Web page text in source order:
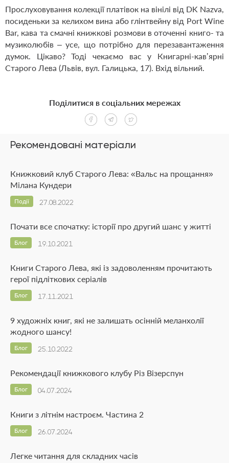
Прослуховування колекції платівок на вінілі від DK Nazva,
посиденьки за келихом вина або глінтвейну від Port Wine
Bar, кава та смачні книжкові розмови в оточенні книго- та
музиколюбів – усе, що потрібно для перезавантаження
думок. Цікаво? Тоді чекаємо вас у Книгарні-кав’ярні
Старого Лева (Львів, вул. Галицька, 17). Вхід вільний.
Рекомендовані матеріали
Книжковий клуб Старого Лева: «Вальс на прощання»
Мілана Кундери
27.08.2022
Події
Почати все спочатку: історії про другий шанс у житті
19.10.2021
Блог
Книги Старого Лева, які із задоволенням прочитають
герої підліткових серіалів
17.11.2021
Блог
9 художніх книг, які не залишать осінній меланхолії
жодного шансу!
25.10.2022
Блог
Рекомендації книжкового клубу Різ Візерспун
04.07.2024
Блог
Книги з літнім настроєм. Частина 2
26.07.2024
Блог
Легке читання для складних часів
Поділитися в соціальних мережах